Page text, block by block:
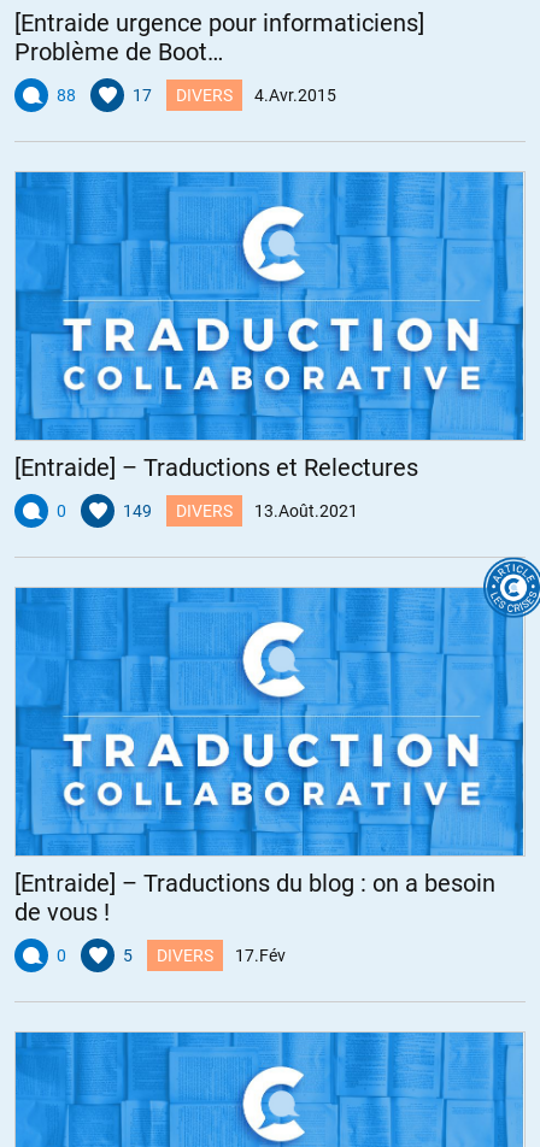
[Entraide urgence pour informaticiens]
Problème de Boot…
88 17 DIVERS 4.Avr.2015
[Entraide] – Traductions et Relectures
0 149 DIVERS 13.Août.2021
[Entraide] – Traductions du blog : on a besoin
de vous !
0 5 DIVERS 17.Fév